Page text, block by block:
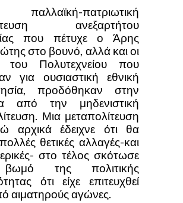
πατριωτική
ανεξαρτήτου
που πέτυχε ο Άρης
στο βουνό, αλλά και οι
του Πολυτεχνείου που
για ουσιαστική εθνική
προδόθηκαν στην
από την μηδενιστική
Μια μεταπολίτευση
αρχικά έδειχνε ότι θα
θετικές αλλαγές-και
στο τέλος σκότωσε
της πολιτικής
ότι είχε επιτευχθεί
αιματηρούς αγώνες.